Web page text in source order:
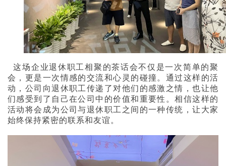
这场企业退休职工相聚的茶话会不仅是一次简单的聚
会，更是一次情感的交流和心灵的碰撞。通过这样的活
动，公司向退休职工传递了对他们的感激之情，也让他
们感受到了自己在公司中的价值和重要性。相信这样的
活动将会成为公司与退休职工之间的一种传统，让大家
始终保持紧密的联系和友谊。